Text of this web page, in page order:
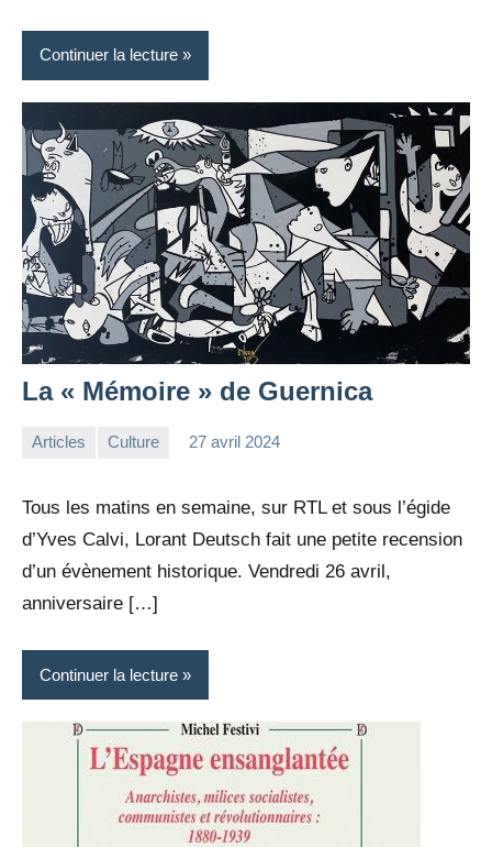
Continuer la lecture
La « Mémoire » de Guernica
Articles Culture 27 avril 2024
Tous les matins en semaine, sur RTL et sous l’égide
d’Yves Calvi, Lorant Deutsch fait une petite recension
d’un évènement historique. Vendredi 26 avril,
anniversaire […]
Continuer la lecture